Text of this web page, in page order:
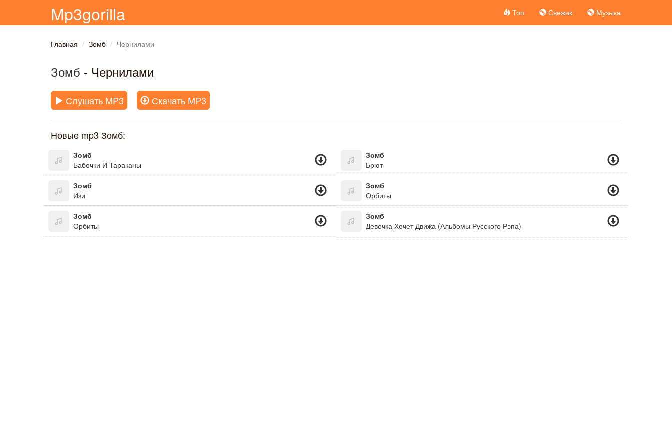
Mp3gorilla Топ Свежак Музыка
Главная Зомб Чернилами
Зомб - Чернилами
Слушать MP3 Скачать MP3
Новые mp3 Зомб:
Зомб
Бабочки И Тараканы
Зомб
Брют
Зомб
Изи
Зомб
Орбиты
Зомб
Орбиты
Зомб
Девочка Хочет Движа (Альбомы Русского Рэпа)